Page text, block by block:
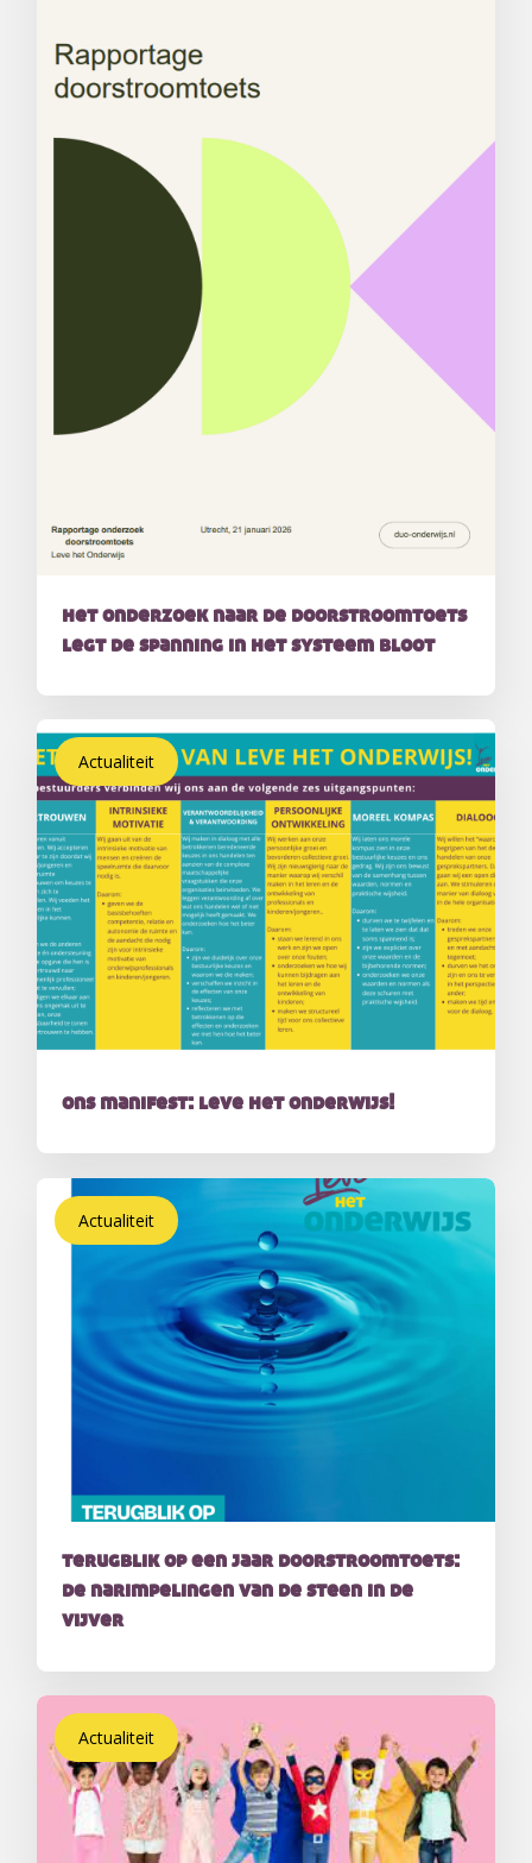
het onderzoek naar de doorstroomtoets
legt de spanning in het systeem bloot
Actualiteit
ons manifest: leve het onderwijs!
Actualiteit
terugblik op een jaar doorstroomtoets:
de narimpelingen van de steen in de
vijver
Actualiteit